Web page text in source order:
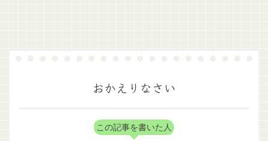
おかえりなさい
この記事を書いた人